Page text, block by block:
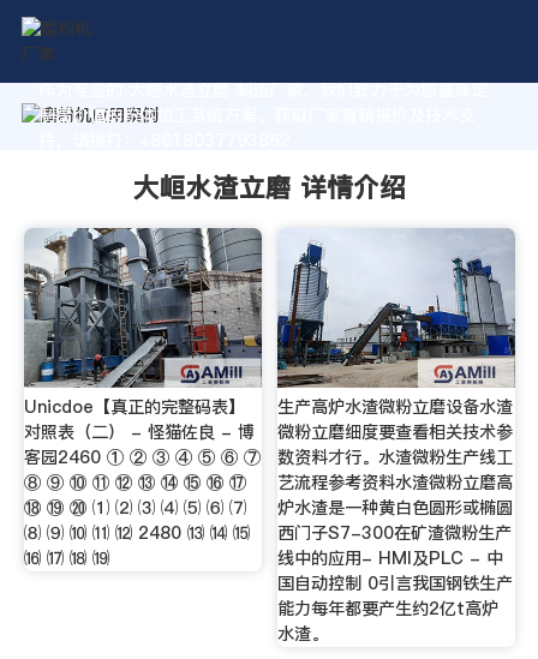
作为专业的 大峘水渣立磨 制造厂家，我们致力于为您量身定
制高价值的粉体加工系统方案。获取厂家直销报价及技术支
大峘水渣立磨 详情介绍
Unicdoe【真正的完整码表】
对照表（二） - 怪猫佐良 - 博
客园2460 ① ② ③ ④ ⑤ ⑥ ⑦
⑧ ⑨ ⑩ ⑪ ⑫ ⑬ ⑭ ⑮ ⑯ ⑰
⑱ ⑲ ⑳ ⑴ ⑵ ⑶ ⑷ ⑸ ⑹ ⑺
⑻ ⑼ ⑽ ⑾ ⑿ 2480 ⒀ ⒁ ⒂
⒃ ⒄ ⒅ ⒆
生产高炉水渣微粉立磨设备水渣
微粉立磨细度要查看相关技术参
数资料才行。水渣微粉生产线工
艺流程参考资料水渣微粉立磨高
炉水渣是一种黄白色圆形或椭圆
西门子S7-300在矿渣微粉生产
线中的应用- HMI及PLC - 中
国自动控制 0引言我国钢铁生产
能力每年都要产生约2亿t高炉
水渣。